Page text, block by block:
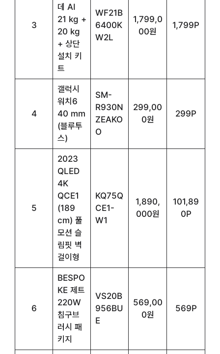
3
데 AI
21 kg +
20 kg
+ 상단
설치 키
트
WF21B
6400K
W2L
1,799,0
00원
1,799P
4
갤럭시
워치6
40 mm
(블루투
스)
SM-
R930N
ZEAKO
O
299,00
0원
299P
5
2023
QLED
4K
QCE1
(189
cm) 풀
모션 슬
림핏 벽
걸이형
KQ75Q
CE1-
W1
1,890,
000원
101,89
0P
6
BESPO
KE 제트
220W
침구브
러시 패
키지
VS20B
956BU
E
569,00
0원
569P